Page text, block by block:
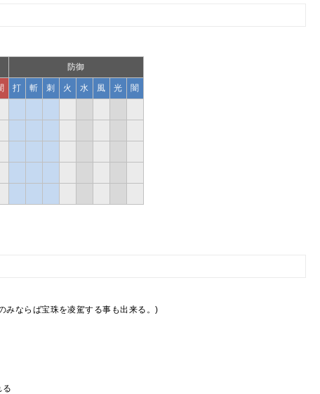
防御
打 斬 刺 火 水 風 光 闇
みならば宝珠を凌駕する事も出来る。)
る